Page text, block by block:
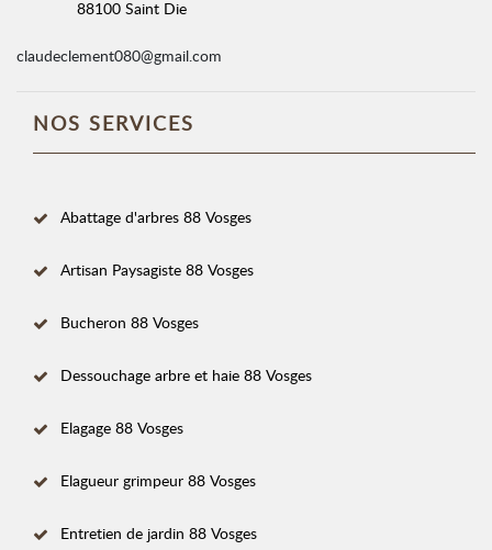
88100 Saint Die
claudeclement080@gmail.com
NOS SERVICES
Abattage d'arbres 88 Vosges
Artisan Paysagiste 88 Vosges
Bucheron 88 Vosges
Dessouchage arbre et haie 88 Vosges
Elagage 88 Vosges
Elagueur grimpeur 88 Vosges
Entretien de jardin 88 Vosges